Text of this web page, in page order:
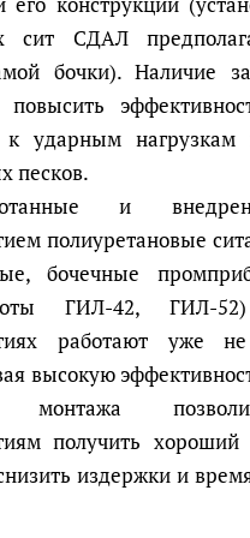
сит СДАЛ
бочки). Наличие
повысить
к ударным
песков.
и
полиуретановые
бочечные
ГИЛ-42, ГИЛ-
работают уже
высокую
монтажа
получить хороший
издержки и